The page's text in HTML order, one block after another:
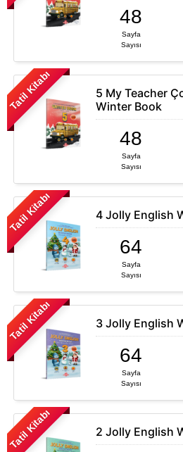
48
Sayfa
Sayısı
Tatil Kitabı
5 My Teacher
Winter Book
48
Sayfa
Sayısı
Tatil Kitabı 4 Jolly English
64
Sayfa
Sayısı
Tatil Kitabı 3 Jolly English
64
Sayfa
Sayısı
Tatil Kitabı 2 Jolly English
8. Sınıf
Ürün Grubuna Göre
AtölyemSerisi
DefterSerisi
BankasıSerisi
Arı Deneme
Serisi
New All In One
Serisi
Kurumlara
ÖzelSoru
Bankaları
Hikaye Serileri
Okuma Anlama
LGS
Giriş